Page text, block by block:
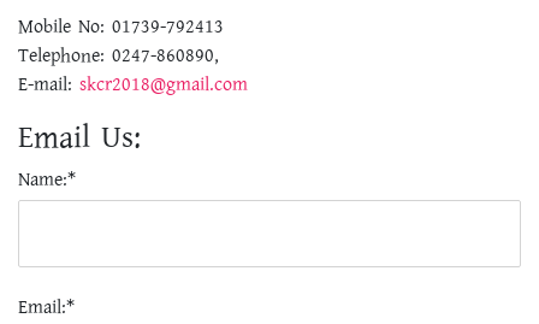
Mobile No: 01739-792413
Telephone: 0247-860890,
E-mail: skcr2018@gmail.com
Email Us:
Name:*
Email:*